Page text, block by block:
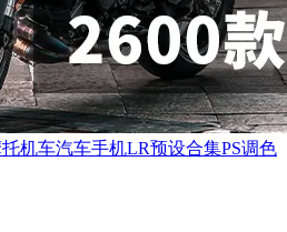
机车汽车手机LR预设合集PS调色